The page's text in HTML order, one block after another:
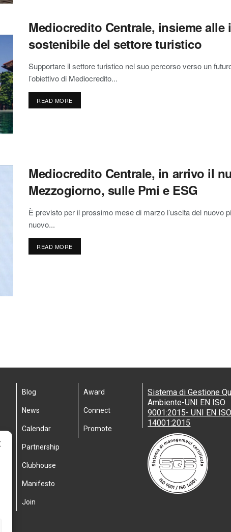
Mediocredito Centrale, insieme
sostenibile del settore turistico
Supportare il settore turistico nel suo percorso verso un
l’obiettivo di Mediocredito...
READ MORE
Mediocredito Centrale, in arrivo il
Mezzogiorno, sulle Pmi e ESG
È previsto per il prossimo mese di marzo l’uscita del nuovo
nuovo...
READ MORE
Blog
News
Calendar
Partnership
Clubhouse
Manifesto
Join
Award
Connect
Promote
Sistema di Gestione
Ambiente-UNI EN ISO
9001:2015- UNI EN ISO
14001:2015